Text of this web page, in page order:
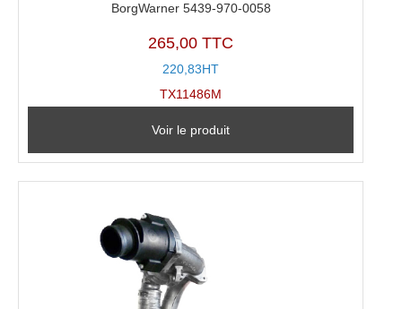
BorgWarner 5439-970-0058
265,00 TTC
220,83HT
TX11486M
Voir le produit